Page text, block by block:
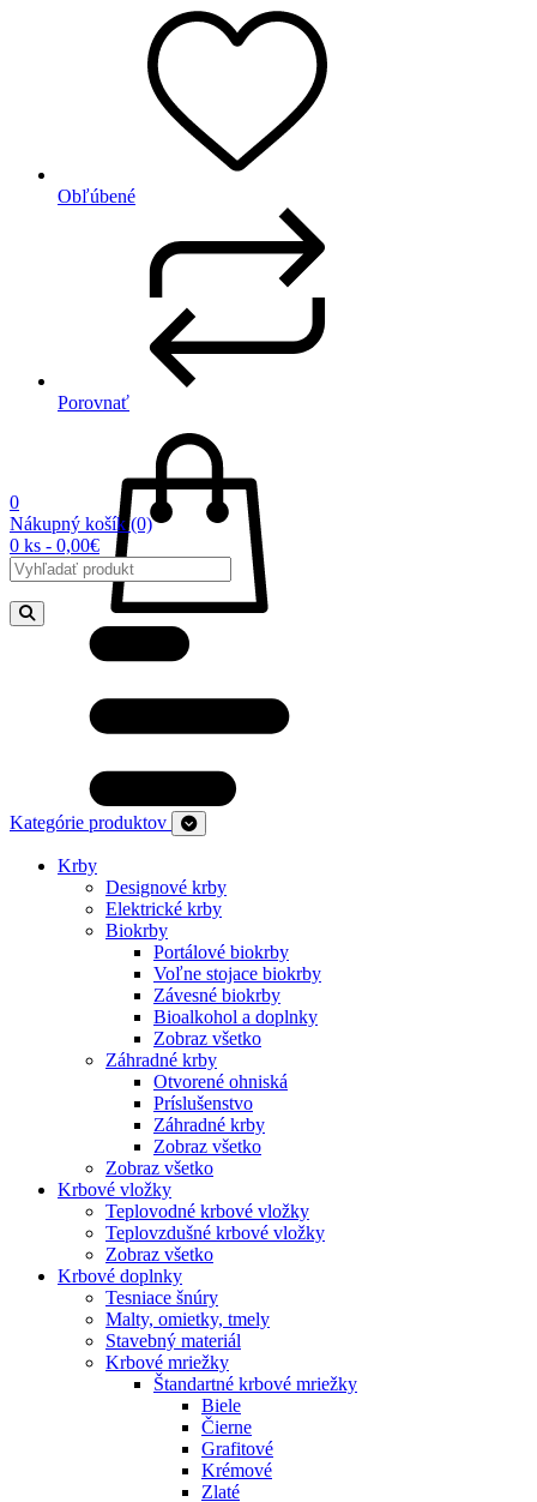
Obľúbené
Porovnať
0
Nákupný košík(0)
0 ks - 0,00€
Kategórie produktov
Krby
Designové krby
Elektrické krby
Biokrby
Portálové biokrby
Voľne stojace biokrby
Závesné biokrby
Bioalkohol a doplnky
Zobraz všetko
Záhradné krby
Otvorené ohniská
Príslušenstvo
Záhradné krby
Zobraz všetko
Zobraz všetko
Krbové vložky
Teplovodné krbové vložky
Teplovzdušné krbové vložky
Zobraz všetko
Krbové doplnky
Tesniace šnúry
Malty, omietky, tmely
Stavebný materiál
Krbové mriežky
Štandartné krbové mriežky
Biele
Čierne
Grafitové
Krémové
Zlaté